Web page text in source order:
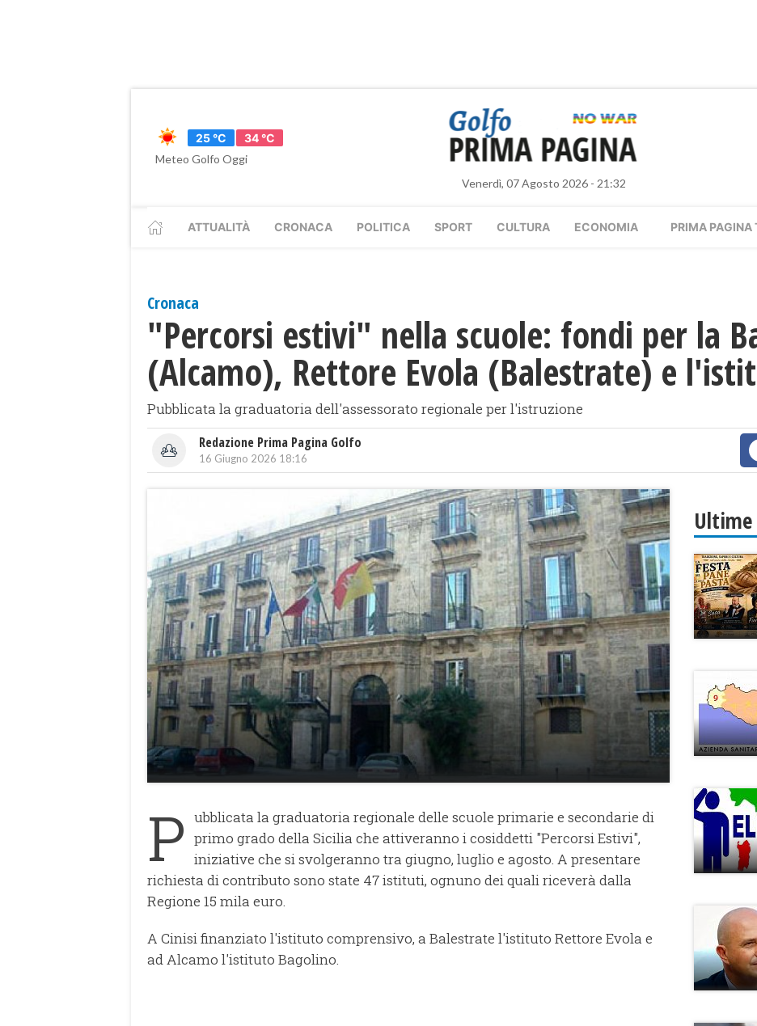
25 °C
34 °C
Meteo Golfo Oggi
Venerdì, 07 Agosto 2026 - 21:32
ATTUALITÀ CRONACA POLITICA SPORT CULTURA ECONOMIA PRIMA PAGINA
Cronaca
"Percorsi estivi" nella scuole: fondi per la
(Alcamo), Rettore Evola (Balestrate) e
Pubblicata la graduatoria dell'assessorato regionale per l'istruzione
Redazione Prima Pagina Golfo
16 Giugno 2026 18:16
P ubblicata la graduatoria regionale delle scuole primarie e secondarie di
primo grado della Sicilia che attiveranno i cosiddetti "Percorsi Estivi",
iniziative che si svolgeranno tra giugno, luglio e agosto. A presentare
richiesta di contributo sono state 47 istituti, ognuno dei quali riceverà dalla
Regione 15 mila euro.
A Cinisi finanziato l'istituto comprensivo, a Balestrate l'istituto Rettore Evola e
ad Alcamo l'istituto Bagolino.